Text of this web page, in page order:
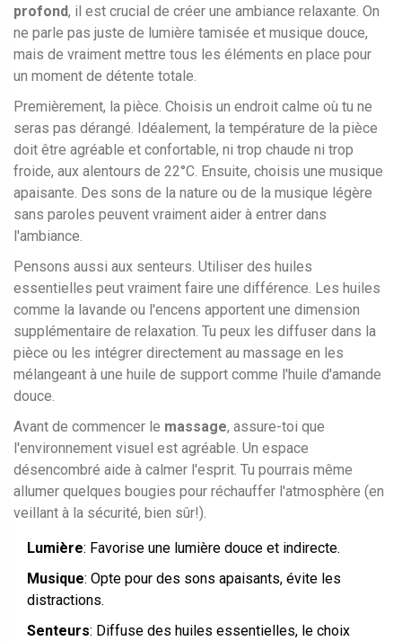
profond, il est crucial de créer une ambiance relaxante. On
ne parle pas juste de lumière tamisée et musique douce,
mais de vraiment mettre tous les éléments en place pour
un moment de détente totale.
Premièrement, la pièce. Choisis un endroit calme où tu ne
seras pas dérangé. Idéalement, la température de la pièce
doit être agréable et confortable, ni trop chaude ni trop
froide, aux alentours de 22°C. Ensuite, choisis une musique
apaisante. Des sons de la nature ou de la musique légère
sans paroles peuvent vraiment aider à entrer dans
l'ambiance.
Pensons aussi aux senteurs. Utiliser des huiles
essentielles peut vraiment faire une différence. Les huiles
comme la lavande ou l'encens apportent une dimension
supplémentaire de relaxation. Tu peux les diffuser dans la
pièce ou les intégrer directement au massage en les
mélangeant à une huile de support comme l'huile d'amande
douce.
Avant de commencer le massage, assure-toi que
l'environnement visuel est agréable. Un espace
désencombré aide à calmer l'esprit. Tu pourrais même
allumer quelques bougies pour réchauffer l'atmosphère (en
veillant à la sécurité, bien sûr!).
Lumière: Favorise une lumière douce et indirecte.
Musique: Opte pour des sons apaisants, évite les
distractions.
Senteurs: Diffuse des huiles essentielles, le choix